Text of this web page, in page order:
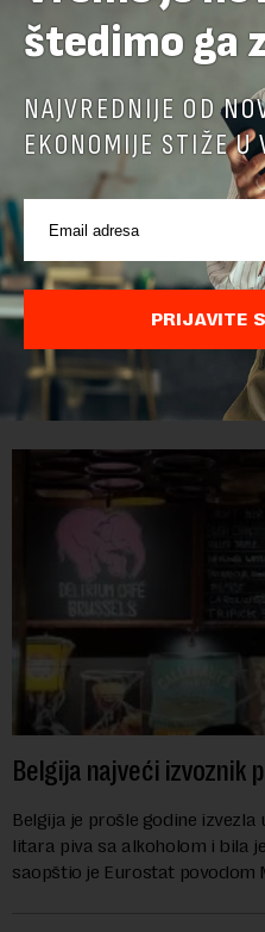
POVEZANI SADRŽAJI
Belgija najveći izvoznik
Belgija je prošle godine izvezla
litara piva sa alkoholom i bila
saopštio je Eurostat povodom
štedimo ga
NAJVREDNIJE OD
EKONOMIJE STIŽE U
PRIJAVITE